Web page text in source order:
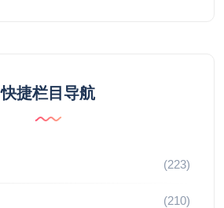
快捷栏目导航
(223)
(210)